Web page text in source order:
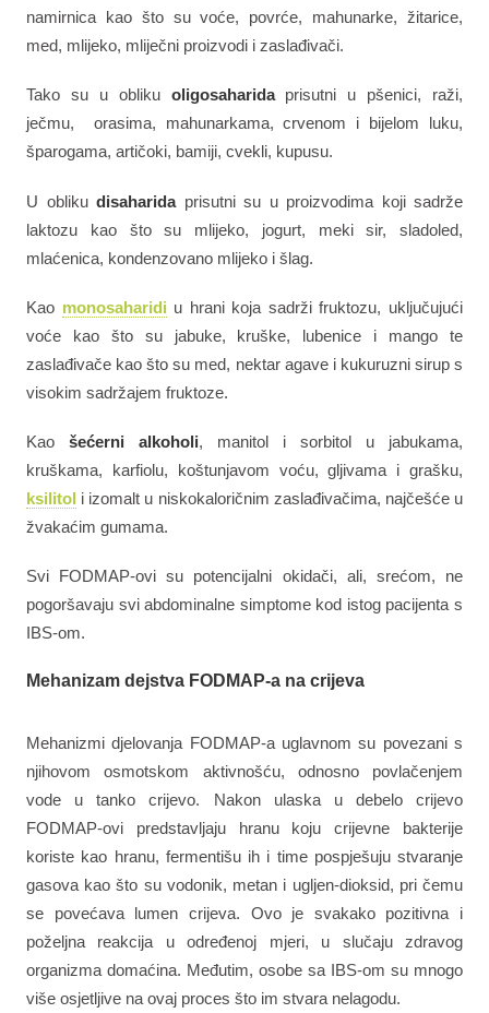
namirnica kao što su voće, povrće, mahunarke, žitarice,
med, mlijeko, mliječni proizvodi i zaslađivači.
Tako su u obliku oligosaharidaprisutni u pšenici, raži,
ječmu, orasima, mahunarkama, crvenom i bijelom luku,
šparogama, artičoki, bamiji, cvekli, kupusu.
U obliku disaharidaprisutni su u proizvodima koji sadrže
laktozu kao što su mlijeko, jogurt, meki sir, sladoled,
mlaćenica, kondenzovano mlijeko i šlag.
Kao monosaharidi u hrani koja sadrži fruktozu, uključujući
voće kao što su jabuke, kruške, lubenice i mango te
zaslađivače kao što su med, nektar agave i kukuruzni sirup s
visokim sadržajem fruktoze.
Kao šećerni alkoholi, manitol i sorbitol u jabukama,
kruškama, karfiolu, koštunjavom voću, gljivama i grašku,
ksilitol i izomalt u niskokaloričnim zaslađivačima, najčešće u
žvakaćim gumama.
Svi FODMAP-ovi su potencijalni okidači, ali, srećom, ne
pogoršavaju svi abdominalne simptome kod istog pacijenta s
IBS-om.
Mehanizam dejstva FODMAP-a na crijeva
Mehanizmi djelovanja FODMAP-a uglavnom su povezani s
njihovom osmotskom aktivnošću, odnosno povlačenjem
vode u tanko crijevo. Nakon ulaska u debelo crijevo
FODMAP-ovi predstavljaju hranu koju crijevne bakterije
koriste kao hranu, fermentišu ih i time pospješuju stvaranje
gasova kao što su vodonik, metan i ugljen-dioksid, pri čemu
se povećava lumen crijeva. Ovo je svakako pozitivna i
poželjna reakcija u određenoj mjeri, u slučaju zdravog
organizma domaćina. Međutim, osobe sa IBS-om su mnogo
više osjetljive na ovaj proces što im stvara nelagodu.